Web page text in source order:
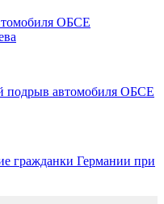
ОБСЕ
подрыв автомобиля ОБСЕ
гражданки Германии при